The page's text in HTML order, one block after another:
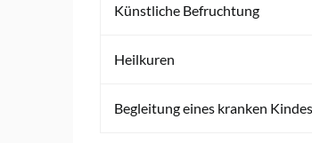
Künstliche Befruchtung
Heilkuren
Begleitung eines kranken Kindes